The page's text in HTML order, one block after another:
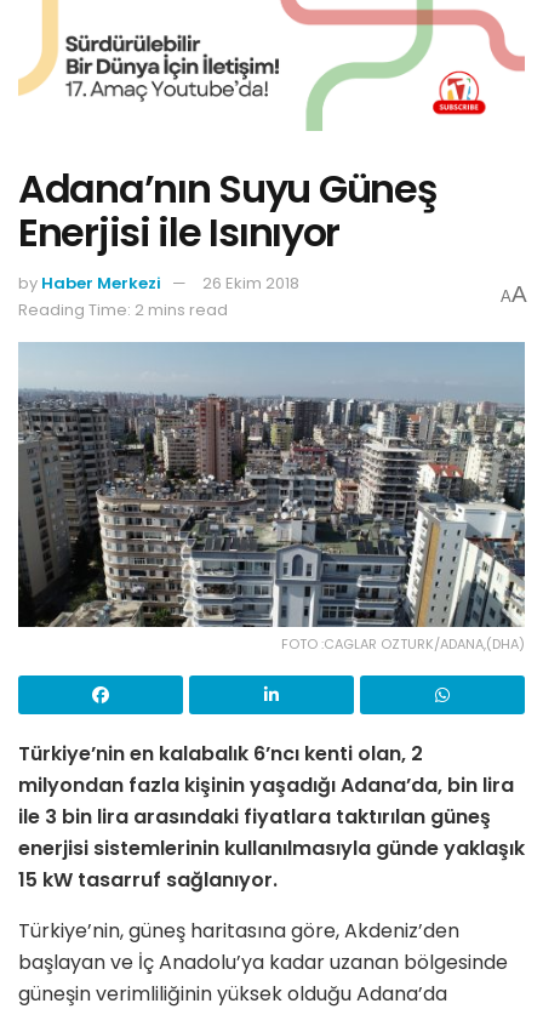
Adana’nın Suyu Güneş
Enerjisi ile Isınıyor
by Haber Merkezi
26 Ekim 2018
Reading Time: 2 mins read
AA
FOTO :CAGLAR OZTURK/ADANA,(DHA)
Türkiye’nin en kalabalık 6’ncı kenti olan, 2
milyondan fazla kişinin yaşadığı Adana’da, bin lira
ile 3 bin lira arasındaki fiyatlara taktırılan güneş
enerjisi sistemlerinin kullanılmasıyla günde yaklaşık
15 kW tasarruf sağlanıyor.
Türkiye’nin, güneş haritasına göre, Akdeniz’den
başlayan ve İç Anadolu’ya kadar uzanan bölgesinde
güneşin verimliliğinin yüksek olduğu Adana’da